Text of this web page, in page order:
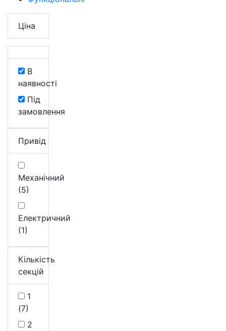
Ціна
В
наявності
Під
замовлення
Привід
Механічний
(5)
Електричний
(1)
Кількість
секцій
1
(7)
2